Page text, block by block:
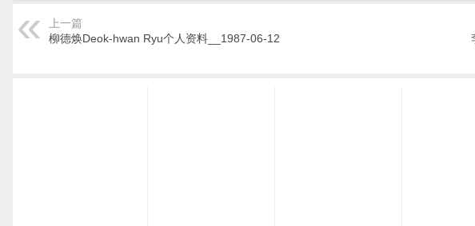
上一篇
柳德焕Deok-hwan Ryu个人资料__1987-06-12